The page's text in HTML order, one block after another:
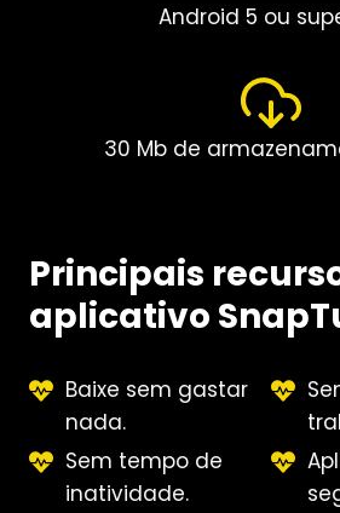
Android 5 ou
30 Mb de
Principais
aplicativo
Baixe sem gastar
nada.
Sem tempo de
inatividade.